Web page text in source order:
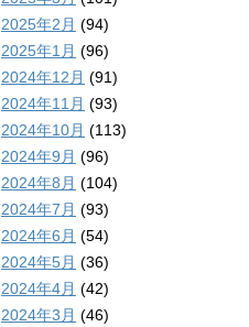
2025年2月 (94)
2025年1月 (96)
2024年12月 (91)
2024年11月 (93)
2024年10月 (113)
2024年9月 (96)
2024年8月 (104)
2024年7月 (93)
2024年6月 (54)
2024年5月 (36)
2024年4月 (42)
2024年3月 (46)